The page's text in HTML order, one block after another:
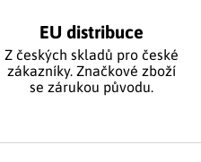
EU distribuce
Z českých skladů pro české
zákazníky. Značkové zboží
se zárukou původu.